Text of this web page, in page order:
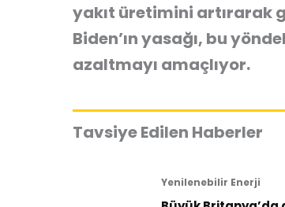
yakıt üretimini artırarak
Biden’ın yasağı, bu
azaltmayı amaçlıyor.
Tavsiye Edilen Haberler
Yenilenebilir Enerji